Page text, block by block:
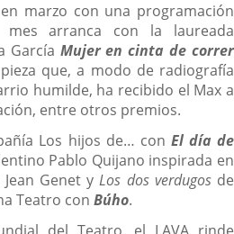
marzo con una programación
arranca con la laureada
García Mujer en cinta de correr
que, a modo de radiografía
humilde, ha recibido el Max a
entre otros premios.
Los hijos de… con El día de
Pablo Quijano inspirada en
Genet yLos dos verdugosde
Teatro con Búho.